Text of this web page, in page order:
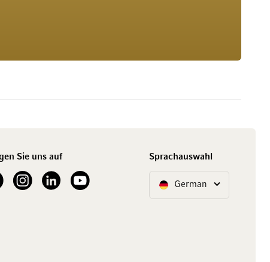
Sie uns auf
Facebook
See our Instagram account
See our LinkedInSee our YouTube channel
Sprachauswahl
SpracheGerman